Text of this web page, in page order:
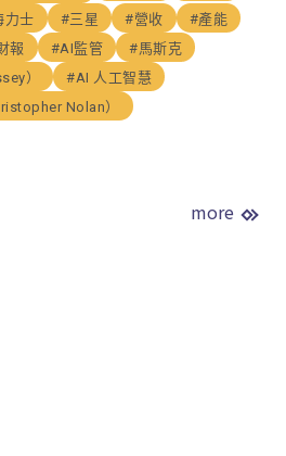
力士 #三星 #營收
#產能
報 #AI監管
#馬斯克
）
#AI 人工智慧
Nolan）
more